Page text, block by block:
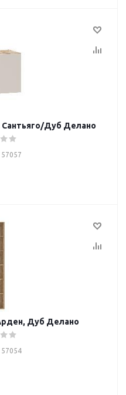
Сантьяго/Дуб Делано
Дуб Делано
57054